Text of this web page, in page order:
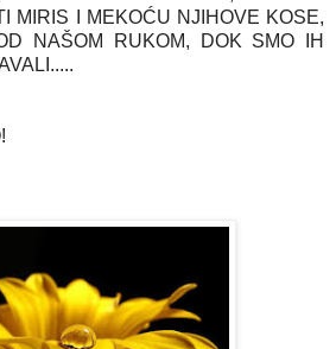
MIRIS I MEKOĆU NJIHOVE KOSE,
NAŠOM RUKOM, DOK SMO IH